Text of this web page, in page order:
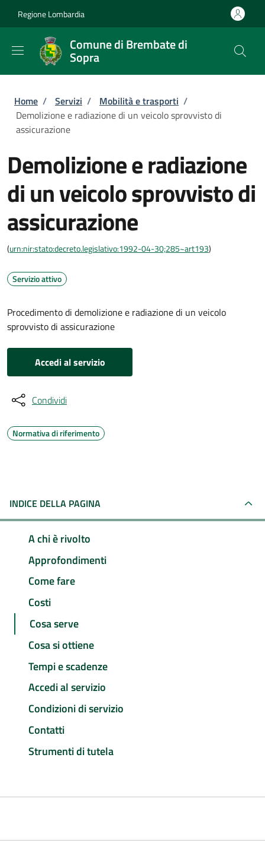
Regione Lombardia
Comune di Brembate di
Sopra
Briciole di pane
Home / Servizi / Mobilità e trasporti /
Demolizione e radiazione di un veicolo sprovvisto di
assicurazione
Demolizione e radiazione
di un veicolo sprovvisto di
assicurazione
(urn:nir:stato:decreto.legislativo:1992-04-30;285~art193)
Servizio attivo
Procedimento di demolizione e radiazione di un veicolo
sprovvisto di assicurazione
Accedi al servizio
Condividi
Normativa di riferimento
INDICE DELLA PAGINA
A chi è rivolto
Approfondimenti
Come fare
Costi
Cosa serve
Cosa si ottiene
Tempi e scadenze
Accedi al servizio
Condizioni di servizio
Contatti
Strumenti di tutela